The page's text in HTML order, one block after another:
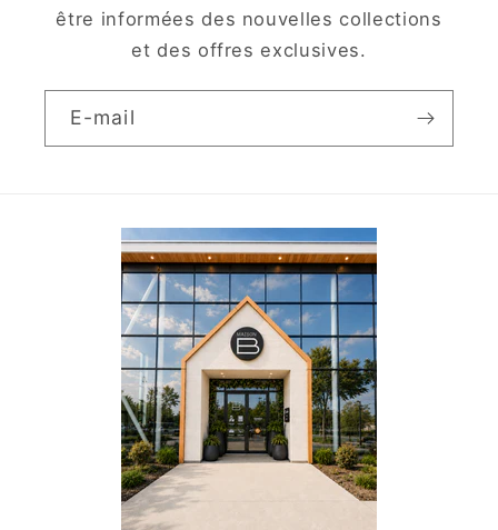
être informées des nouvelles collections
et des offres exclusives.
E-mail